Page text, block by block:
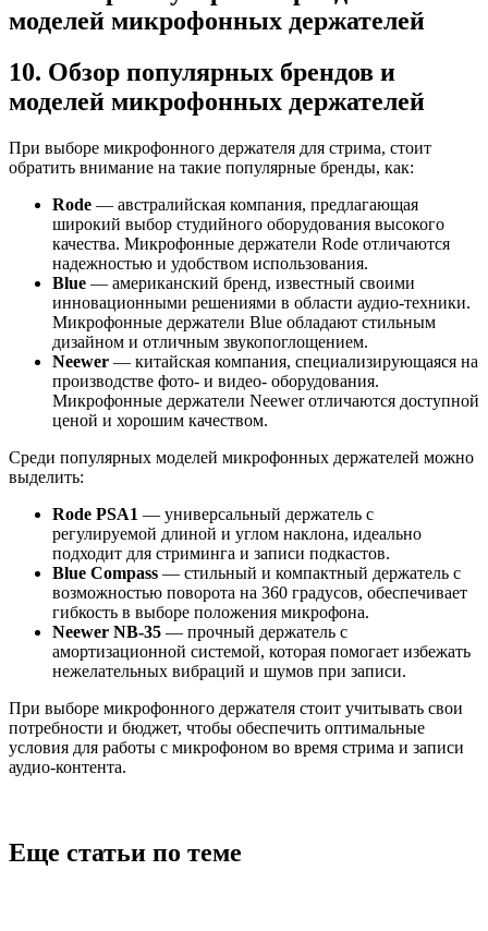
моделей микрофонных держателей
10. Обзор популярных брендов и
моделей микрофонных держателей
При выборе микрофонного держателя для стрима, стоит
обратить внимание на такие популярные бренды, как:
Rode — австралийская компания, предлагающая
широкий выбор студийного оборудования высокого
качества. Микрофонные держатели Rode отличаются
надежностью и удобством использования.
Blue — американский бренд, известный своими
инновационными решениями в области аудио-техники.
Микрофонные держатели Blue обладают стильным
дизайном и отличным звукопоглощением.
Neewer — китайская компания, специализирующаяся на
производстве фото- и видео- оборудования.
Микрофонные держатели Neewer отличаются доступной
ценой и хорошим качеством.
Среди популярных моделей микрофонных держателей можно
выделить:
Rode PSA1 — универсальный держатель с
регулируемой длиной и углом наклона, идеально
подходит для стриминга и записи подкастов.
Blue Compass — стильный и компактный держатель с
возможностью поворота на 360 градусов, обеспечивает
гибкость в выборе положения микрофона.
Neewer NB-35 — прочный держатель с
амортизационной системой, которая помогает избежать
нежелательных вибраций и шумов при записи.
При выборе микрофонного держателя стоит учитывать свои
потребности и бюджет, чтобы обеспечить оптимальные
условия для работы с микрофоном во время стрима и записи
аудио-контента.
Еще статьи по теме